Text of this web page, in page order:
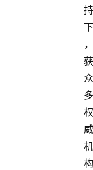
持
下
，
获
众
多
权
威
机
构